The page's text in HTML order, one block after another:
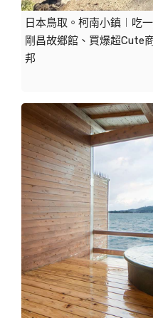
日本鳥取。柯南小鎮︱吃
剛昌故鄉館、買爆超Cute
邦